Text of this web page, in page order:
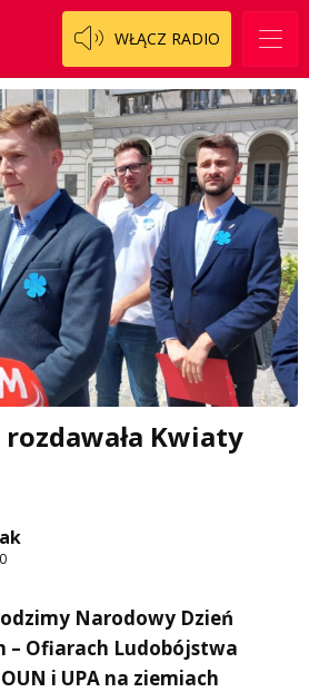
WŁĄCZ RADIO
Kwiaty
Narodowy Dzień
– Ofiarach Ludobójstwa
i UPA na ziemiach